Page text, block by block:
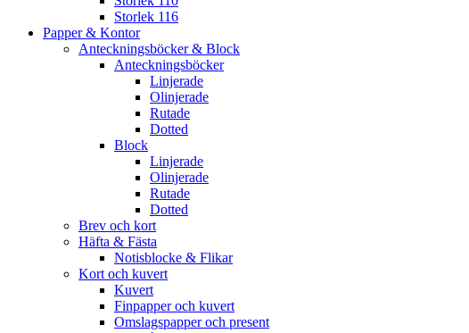
Storlek 116
Papper & Kontor
Anteckningsböcker & Block
Anteckningsböcker
Linjerade
Olinjerade
Rutade
Dotted
Block
Linjerade
Olinjerade
Rutade
Dotted
Brev och kort
Häfta & Fästa
Notisblocke & Flikar
Kort och kuvert
Kuvert
Finpapper och kuvert
Omslagspapper och present